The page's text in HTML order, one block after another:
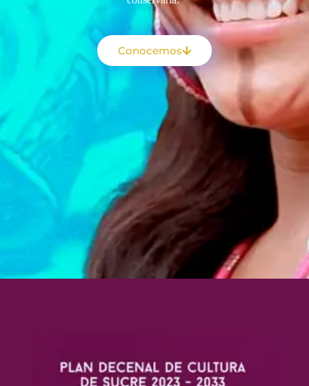
Conocemos